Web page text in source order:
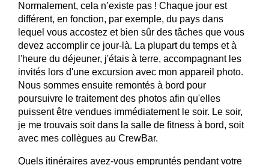
Normalement, cela n’existe pas ! Chaque jour est
différent, en fonction, par exemple, du pays dans
lequel vous accostez et bien sûr des tâches que vous
devez accomplir ce jour-là. La plupart du temps et à
l'heure du déjeuner, j'étais à terre, accompagnant les
invités lors d'une excursion avec mon appareil photo.
Nous sommes ensuite remontés à bord pour
poursuivre le traitement des photos afin qu'elles
puissent être vendues immédiatement le soir. Le soir,
je me trouvais soit dans la salle de fitness à bord, soit
avec mes collègues au CrewBar.
Quels itinéraires avez-vous empruntés pendant votre